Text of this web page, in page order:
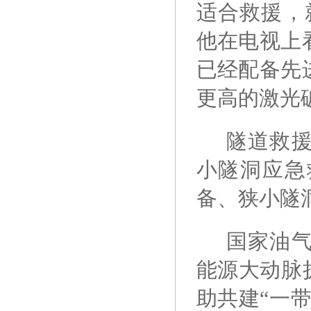
适合救援，
他在电视上
已经配备先
更高的激光
隧道救
小隧洞应
备、狭小隧
国家油
能源大动脉
助共建“一